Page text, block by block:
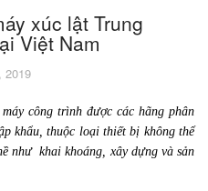
xúc lật Trung
Việt Nam
2019
công trình được các hãng phân
khẩu, thuộc loại thiết bị không thể
như khai khoáng, xây dựng và sản